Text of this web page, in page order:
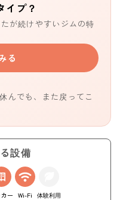
イプ？
が続けやすいジムの特
る
んでも、また戻ってこ
設備
カー Wi-Fi 体験利用